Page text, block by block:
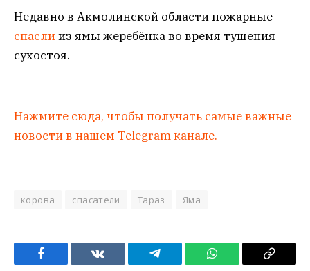
Недавно в Акмолинской области пожарные
спаслииз ямы жеребёнка во время тушения
сухостоя.
Нажмите сюда, чтобы получать самые важные
новости в нашем Telegram канале.
корова спасатели Тараз Яма
Facebook VKontakteTelegram WhatsApp Copy